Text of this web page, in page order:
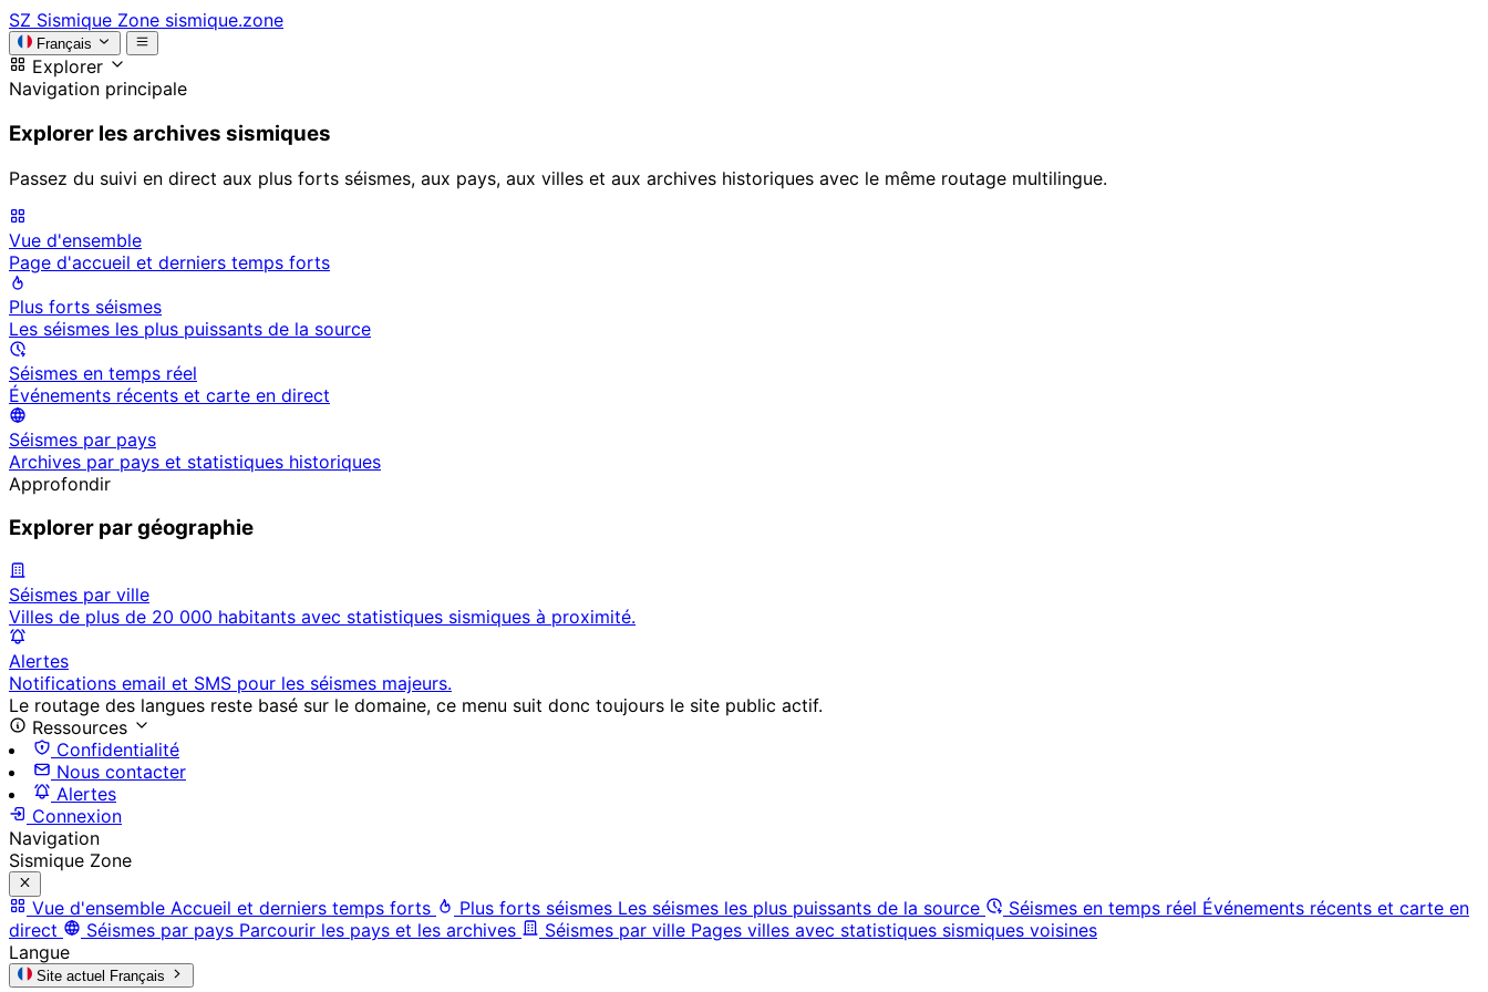
SZ Sismique Zone sismique.zone
Français
Explorer
Navigation principale
Explorer les archives sismiques
Passez du suivi en direct aux plus forts séismes, aux pays, aux villes et aux archives historiques avec le même routage multilingue.
Vue d'ensemble
Page d'accueil et derniers temps forts
Plus forts séismes
Les séismes les plus puissants de la source
Séismes en temps réel
Événements récents et carte en direct
Séismes par pays
Archives par pays et statistiques historiques
Approfondir
Explorer par géographie
Séismes par ville
Villes de plus de 20 000 habitants avec statistiques sismiques à proximité.
Alertes
Notifications email et SMS pour les séismes majeurs.
Le routage des langues reste basé sur le domaine, ce menu suit donc toujours le site public actif.
Ressources
Confidentialité
Nous contacter
Alertes
Connexion
Navigation
Sismique Zone
Vue d'ensemble Accueil et derniers temps forts Plus forts séismes Les séismes les plus puissants de la source Séismes en temps réel Événements récents et carte en
direct
Séismes par pays Parcourir les pays et les archives Séismes par ville Pages villes avec statistiques sismiques voisines
Langue
Site actuel Français